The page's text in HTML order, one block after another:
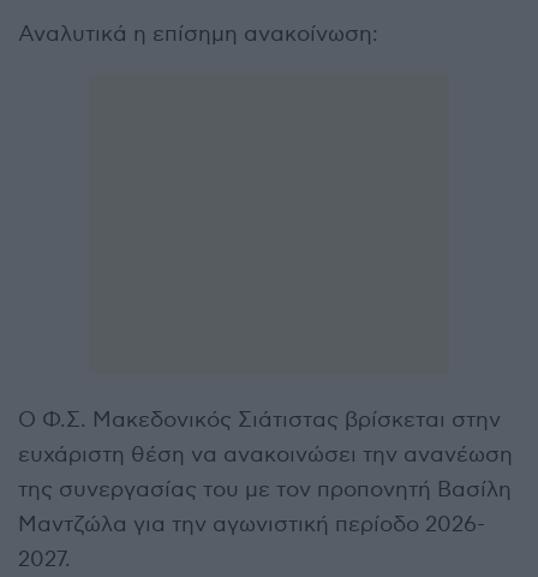
Αναλυτικά η επίσημη ανακοίνωση:
Ο Φ.Σ. Μακεδονικός Σιάτιστας βρίσκεται στην
ευχάριστη θέση να ανακοινώσει την ανανέωση
της συνεργασίας του με τον προπονητή Βασίλη
Μαντζώλα για την αγωνιστική περίοδο 2026-
2027.